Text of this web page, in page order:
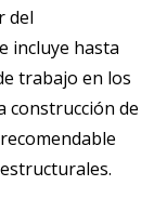
del
incluye hasta
trabajo en los
construcción de